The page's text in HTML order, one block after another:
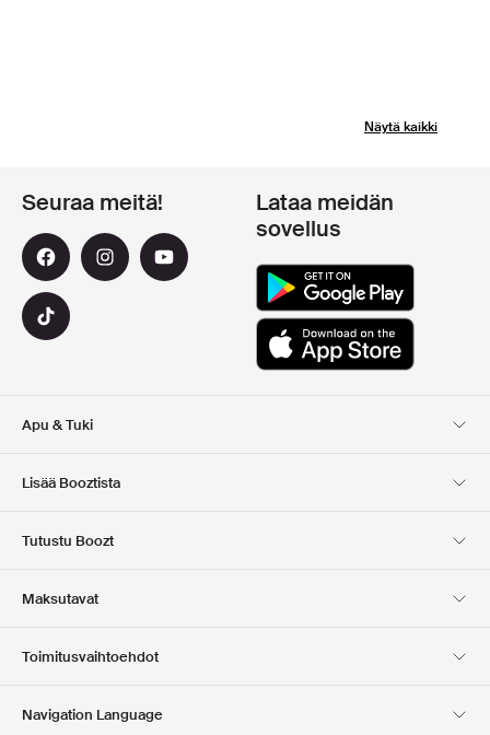
Näytä kaikki
Apu & Tuki
Lisää Booztista
Club Boozt
Tutustu Boozt
Lehdistö ja palkinnot
Seuraa meitä!
Lataa meidän
sovellus
Maksutavat
Toimitusvaihtoehdot
Navigation Language